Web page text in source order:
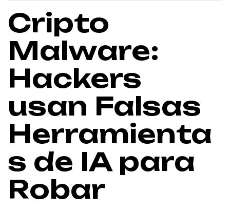
Cripto
Malware:
Hackers
usan Falsas
Herramienta
s de IA para
Robar